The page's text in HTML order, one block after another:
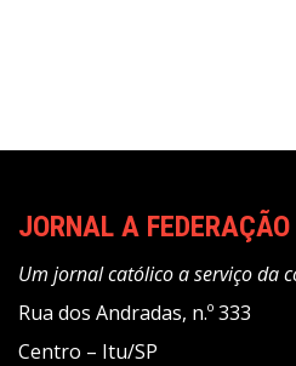
JORNAL A FEDERAÇÃO
Um jornal católico a serviço da
Rua dos Andradas, n.º 333
Centro – Itu/SP